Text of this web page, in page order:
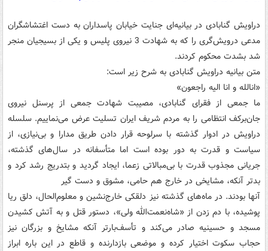
دراویش گنابادی در بیانیه‌ای جنایت خیابان پاسداران به دست اغتشاشگران
مدعی درویش‌گری را که به شهادت 3 نیروی پلیس و یکی از بسیجیان منجر
شد بشدت محکوم کردند.
متن بیانیه دراویش گنابادی به شرح زیر است:
«انالله و انا الیه راجعون»
ما جمعی از فقرای گنابادی، مصیبت شهادت جمعی از پرسنل نیروی
جان‌برکف‌ انتظامی را به مردم شریف ایران تسلیت عرض می‌نماییم. سلسله
دراویش در ادوار گذشته با سرلوحه قرار دادن طریق مدارا و بی‌نیازی، از
سیاست و قدرت به دور بوده ‌است اما متأسفانه در سال‌های گذشته،
جریانی مجذوب قدرت با بی‌مبالاتی زعما، ایجاد گردید و بتدریج رشد کرد و
بدتر آنکه، مشایخی در خارج هم حامی، مشوق و دست گیر
آنها بودند. در ماه‌های گذشته نیز دلقکی خارج‌نشین و معلوم‌الحال، دلق ریا
پوشیده، با دم زدن از «شاه‌نعمت‌الله ولی»، دستور قتل و به آتش کشیدن
مسجد و حسینیه صادر می‌کند و تأسف‌بارتر آنکه مشایخ و بزرگان نیز
حجاب سکوت اختیار کرده و موضعی بازدارنده و قاطع در این باره ابراز